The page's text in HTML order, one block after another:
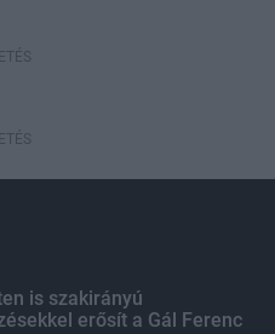
is szakirányú
erősít a Gál Ferenc